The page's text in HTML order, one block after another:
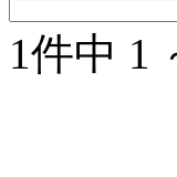
1件中 1